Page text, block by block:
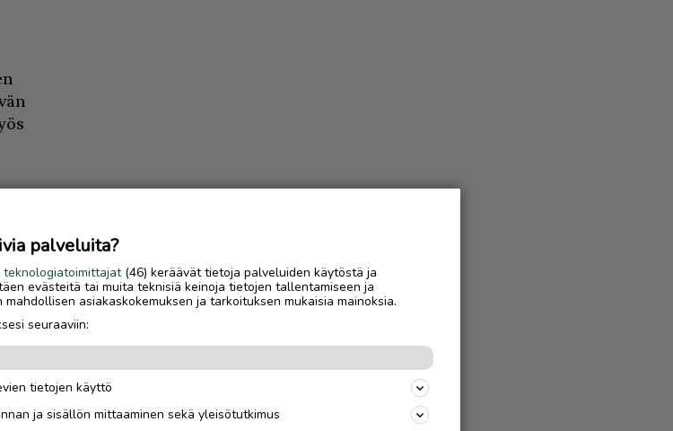
Luetuimmat
palveluita?
(46) keräävät tietoja palveluiden käytöstä ja
evästeitä tai muita teknisiä keinoja tietojen tallentamiseen ja
asiakaskokemuksen ja tarkoituksen mukaisia mainoksia.
seuraaviin:
tietojen käyttö
ja sisällön mittaaminen sekä yleisötutkimus